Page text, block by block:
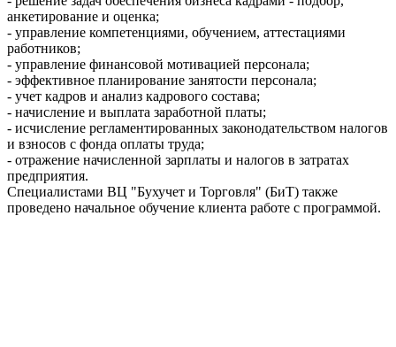
анкетирование и оценка;
- управление компетенциями, обучением, аттестациями
работников;
- управление финансовой мотивацией персонала;
- эффективное планирование занятости персонала;
- учет кадров и анализ кадрового состава;
- начисление и выплата заработной платы;
- исчисление регламентированных законодательством налогов
и взносов с фонда оплаты труда;
- отражение начисленной зарплаты и налогов в затратах
предприятия.
Специалистами ВЦ "Бухучет и Торговля" (БиТ) также
проведено начальное обучение клиента работе с программой.